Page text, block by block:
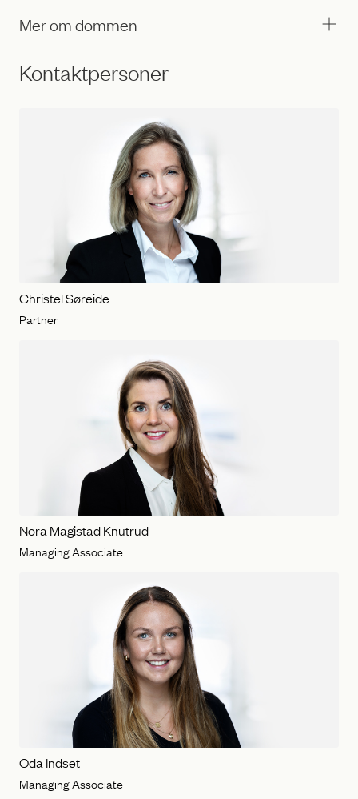
Mer om dommen
Kontaktpersoner
Christel Søreide
Partner
Nora Magistad Knutrud
Managing Associate
Oda Indset
Managing Associate